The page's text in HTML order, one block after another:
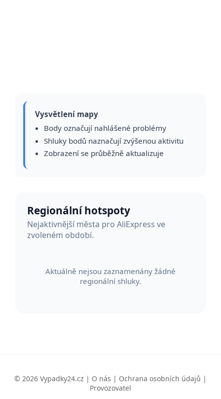
Vysvětlení mapy
Body označují nahlášené problémy
Shluky bodů naznačují zvýšenou aktivitu
Zobrazení se průběžně aktualizuje
Regionální hotspoty
Nejaktivnější města pro AliExpress ve
zvoleném období.
Aktuálně nejsou zaznamenány žádné
regionální shluky.
© 2026 Vypadky24.cz | O nás | Ochrana osobních údajů |
Provozovatel